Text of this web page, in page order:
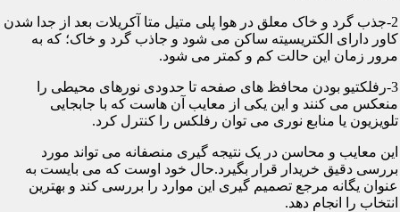
2-جذب گرد و خاک معلق در هوا پلی متیل متا آکریلات بعد از جدا شدن
کاور دارای الکتریسیته ساکن می شود و جاذب گرد و خاک؛ که به
مرور زمان این حالت کم و کمتر می شود.
3-رفلکتیو بودن محافظ های صفحه تا حدودی نورهای محیطی را
منعکس می کنند و این یکی از معایب آن هاست که با جابجایی
تلویزیون یا منابع نوری می توان رفلکس را کنترل کرد.
این معایب و محاسن در یک نتیجه گیری منصفانه می تواند مورد
بررسی دقیق خریدار قرار بگیرد.حال خود اوست که می بایست به
عنوان یگانه مرجع تصمیم گیری این موارد را بررسی کند و بهترین
انتخاب را انجام دهد.